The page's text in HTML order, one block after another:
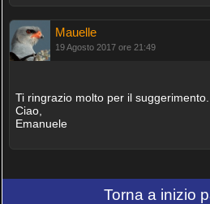
Mauelle
19 Agosto 2017 ore 21:49
Ti ringrazio molto per il suggerimento.
Ciao,
Emanuele
Torna a inizio